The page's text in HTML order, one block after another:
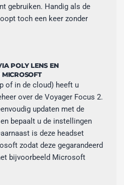
gebruiken. Handig als de
toch een keer zonder
POLY LENS EN
of in de cloud) heeft u
over de Voyager Focus 2.
updaten met de
bepaalt u de instellingen
is deze headset
zodat deze gegarandeerd
bijvoorbeeld Microsoft